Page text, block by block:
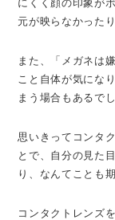
にくく顔の印象が
元が映らなかった
また、「メガネは
こと自体が気にな
まう場合もあるでし
思いきってコンタ
とで、自分の見た
り、なんてことも
コンタクトレンズ